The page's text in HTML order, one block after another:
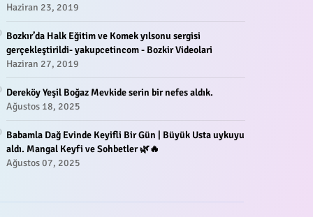
Haziran 23, 2019
Bozkır’da Halk Eğitim ve Komek yılsonu sergisi
gerçekleştirildi- yakupcetincom - Bozkir Videolari
Haziran 27, 2019
Dereköy Yeşil Boğaz Mevkide serin bir nefes aldık.
Ağustos 18, 2025
Babamla Dağ Evinde Keyifli Bir Gün | Büyük Usta uykuyu
aldı. Mangal Keyfi ve Sohbetler 🌿🔥
Ağustos 07, 2025